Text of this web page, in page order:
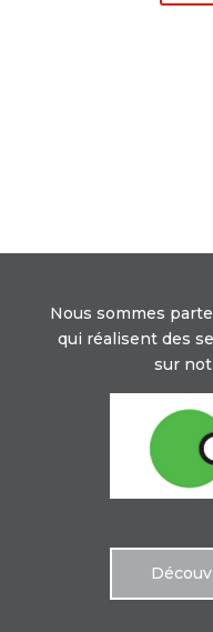
Nous sommes
qui réalisent des
sur